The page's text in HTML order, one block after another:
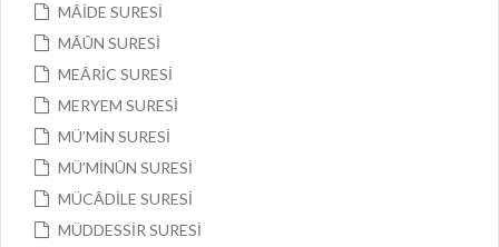
MÂİDE SURESİ
MÂÛN SURESİ
MEÂRİC SURESİ
MERYEM SURESİ
MÜ’MİN SURESİ
MÜ’MİNÛN SURESİ
MÜCÂDİLE SURESİ
MÜDDESSİR SURESİ